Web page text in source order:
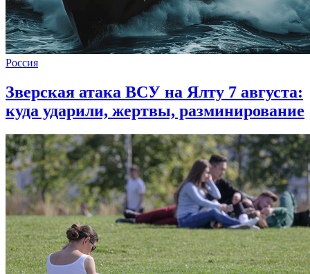
Россия
Зверская атака ВСУ на Ялту 7 августа:
куда ударили, жертвы, разминирование